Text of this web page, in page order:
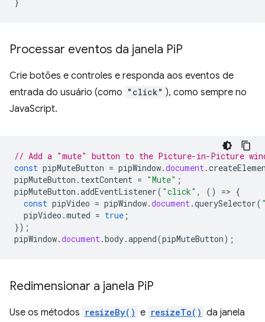
Processar eventos da janela PiP
Crie botões e controles e responda aos eventos de
entrada do usuário (como "click" ), como sempre no
JavaScript.
// Add a "mute" button to the Picture-in-Picture
const pipMuteButton = pipWindow.document .
pipMuteButton . textContent = "Mute" ;
pipMuteButton .addEventListener( "click" , () => {
const pipVideo = pipWindow.document .querySelector(
pipVideo .muted = true ;
});
pipWindow.document .body.append(pipMuteButton);
Redimensionar a janela PiP
Use os métodos resizeBy() e resizeTo() da janela